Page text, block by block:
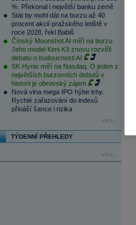
%. Překonal i největší banku země
Stát by mohl dát na burzu až 40
procent akcií pražského letiště v
roce 2028, řekl Babiš
Čínský Moonshot AI míří na burzu.
Jeho model Kimi K3 znovu rozvířil
debatu o budoucnosti AI
SK Hynix míří na Nasdaq. O jeden z
největších burzovních debutů v
historii je obrovský zájem
Nová vlna mega IPO hýbe trhy.
Rychlé zařazování do indexů
přináší šance i rizika
více...
TÝDENNÍ PŘEHLEDY
více...